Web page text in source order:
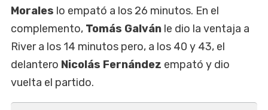
Morales lo empató a los 26 minutos. En el
complemento, Tomás Galván le dio la ventaja a
River a los 14 minutos pero, a los 40 y 43, el
delantero Nicolás Fernández empató y dio
vuelta el partido.